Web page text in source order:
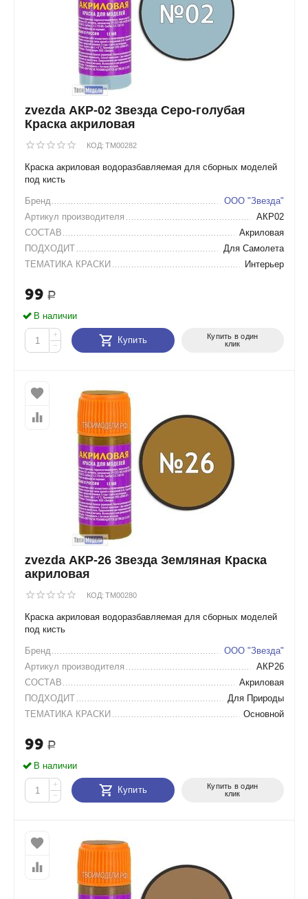
zvezda АКР-02 Звезда Серо-голубая
Краска акриловая
КОД: TM00282
Краска акриловая водоразбавляемая для сборных моделей
под кисть
Бренд
ООО "Звезда"
Артикул производителя
АКР02
СОСТАВ
Акриловая
ПОДХОДИТ
Для Самолета
ТЕМАТИКА КРАСКИ
Интерьер
99 Р
В наличии
+
−
Купить
Купить в один
клик
zvezda АКР-26 Звезда Земляная Краска
акриловая
КОД: TM00280
Краска акриловая водоразбавляемая для сборных моделей
под кисть
Бренд
ООО "Звезда"
Артикул производителя
АКР26
СОСТАВ
Акриловая
ПОДХОДИТ
Для Природы
ТЕМАТИКА КРАСКИ
Основной
99 Р
В наличии
+
−
Купить
Купить в один
клик